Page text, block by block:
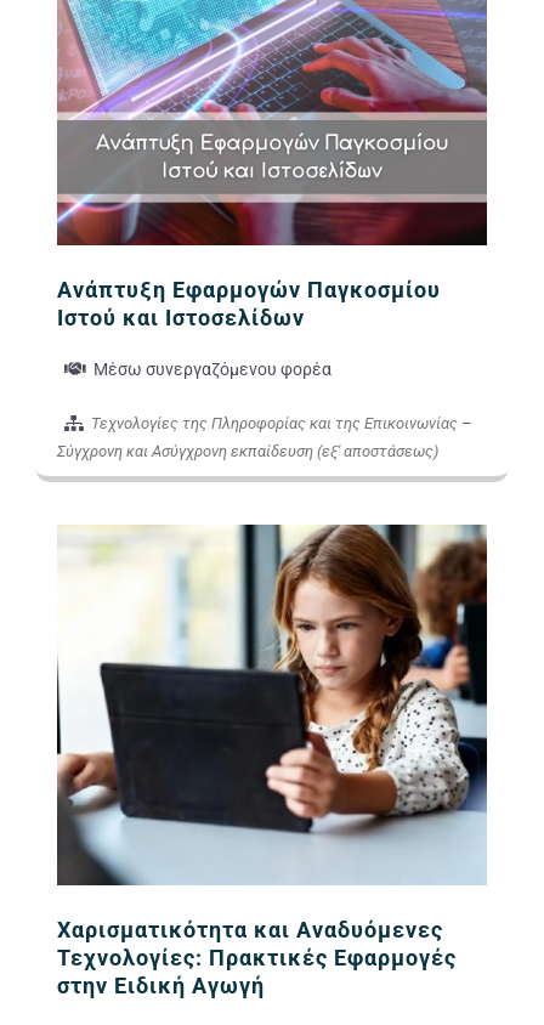
Ανάπτυξη Εφαρμογών Παγκοσμίου
Ιστού και Ιστοσελίδων
Μέσω συνεργαζόμενου φορέα
Τεχνολογίες της Πληροφορίας και της Επικοινωνίας –
Σύγχρονη και Ασύγχρονη εκπαίδευση (εξ' αποστάσεως)
Χαρισματικότητα και Αναδυόμενες
Τεχνολογίες: Πρακτικές Εφαρμογές
στην Ειδική Αγωγή